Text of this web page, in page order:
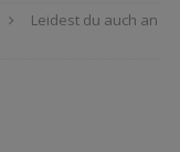
Leidest du auch an